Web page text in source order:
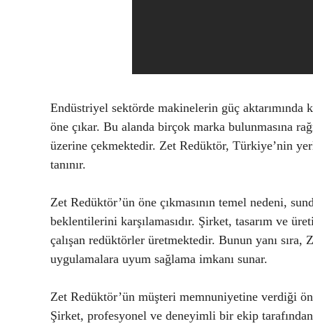
Endüstriyel sektörde makinelerin güç aktarımında
öne çıkar. Bu alanda birçok marka bulunmasına
üzerine çekmektedir. Zet Redüktör, Türkiye’nin
tanınır.
Zet Redüktör’ün öne çıkmasının temel nedeni,
beklentilerini karşılamasıdır. Şirket, tasarım ve
çalışan redüktörler üretmektedir. Bunun yanı
uygulamalara uyum sağlama imkanı sunar.
Zet Redüktör’ün müşteri memnuniyetine verdiği
Şirket, profesyonel ve deneyimli bir ekip